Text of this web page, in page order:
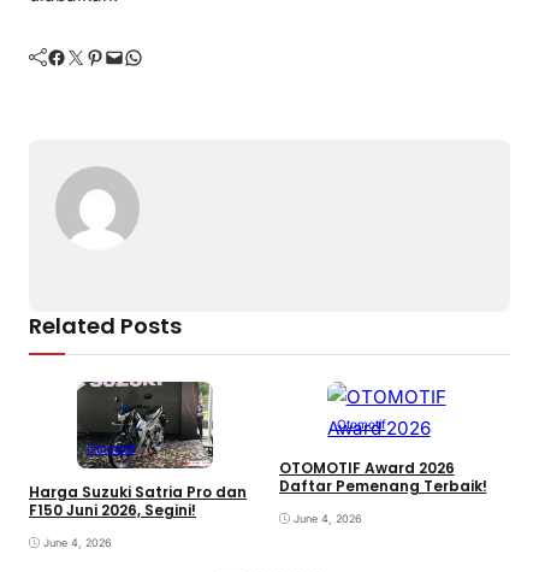
Facebook Twitter Pinterest Mail WhatsApp
Related Posts
Otomotif
Harga Suzuki Satria Pro dan
F150 Juni 2026, Segini!
June 4, 2026
Otomotif
OTOMOTIF Award 2026
Daftar Pemenang Terbaik!
June 4, 2026